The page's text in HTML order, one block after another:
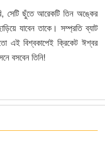
সেটি ছুঁতে আরেকটি তিন অঙ্কের
যাবেন তাকে। সম্প্রতি ব্যাট
এই বিশ্বকাপেই ক্রিকেট ঈশ্বর
বসবেন তিনি!